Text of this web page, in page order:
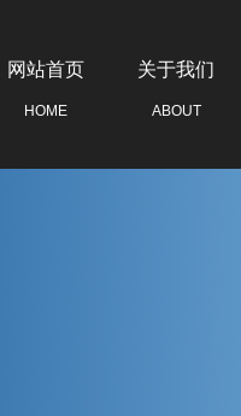
网站首页
HOME
关于我们
ABOUT